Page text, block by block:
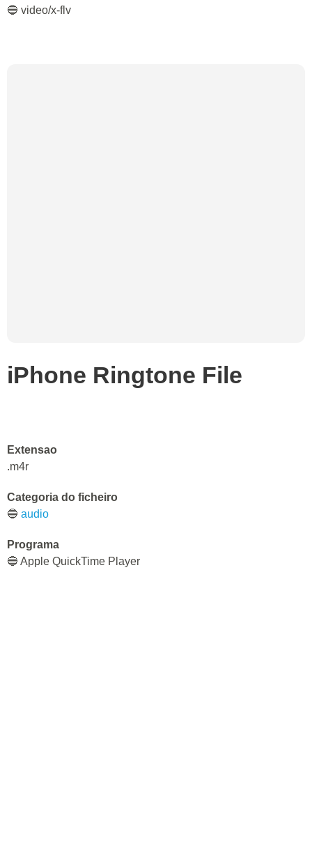
🔵 video/x-flv
iPhone Ringtone File
Extensao
.m4r
Categoria do ficheiro
🔵 audio
Programa
🔵 Apple QuickTime Player